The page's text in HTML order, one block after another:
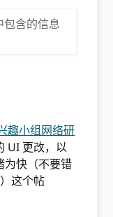
包含的信息
趣小组网络研
UI 更改，以
为快（不要错
这个帖